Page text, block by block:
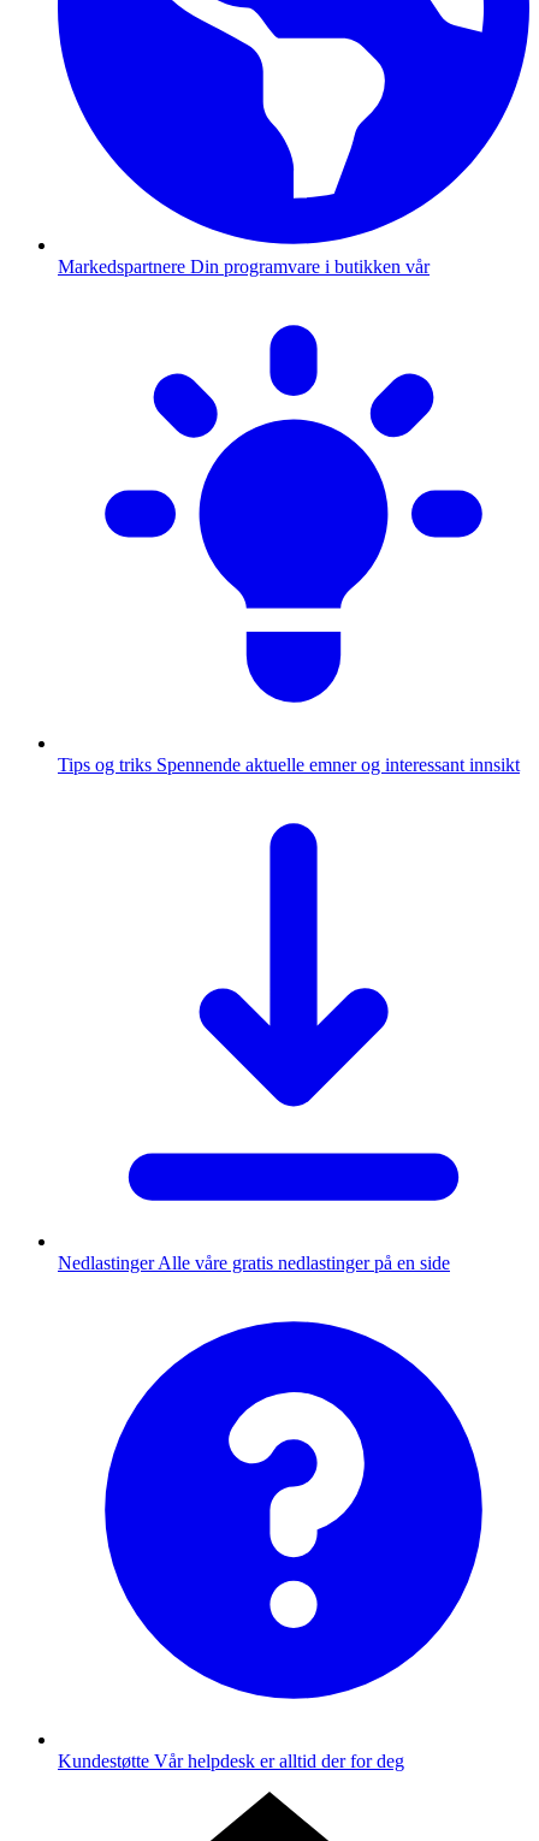
Markedspartnere Din programvare i butikken vår
Tips og triks Spennende aktuelle emner og interessant innsikt
Nedlastinger Alle våre gratis nedlastinger på en side
Kundestøtte Vår helpdesk er alltid der for deg